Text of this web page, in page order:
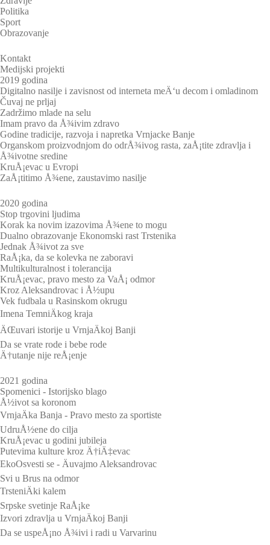
Politika
Sport
Obrazovanje
Kontakt
Medijski projekti
2019 godina
Digitalno nasilje i zavisnost od interneta meÄ‘u decom i omladinom
Čuvaj ne prljaj
Zadržimo mlade na selu
Imam pravo da Å¾ivim zdravo
Godine tradicije, razvoja i napretka Vrnjacke Banje
Organskom proizvodnjom do odrÅ¾ivog rasta, zaÅ¡tite zdravlja i
Å¾ivotne sredine
KruÅ¡evac u Evropi
ZaÅ¡titimo Å¾ene, zaustavimo nasilje
2020 godina
Stop trgovini ljudima
Korak ka novim izazovima Å¾ene to mogu
Dualno obrazovanje Ekonomski rast Trstenika
Jednak Å¾ivot za sve
RaÅ¡ka, da se kolevka ne zaboravi
Multikulturalnost i tolerancija
KruÅ¡evac, pravo mesto za VaÅ¡ odmor
Kroz Aleksandrovac i Å½upu
Vek fudbala u Rasinskom okrugu
Imena TemniÄkog kraja
ÄŒuvari istorije u VrnjaÄkoj Banji
Da se vrate rode i bebe rode
Ä†utanje nije reÅ¡enje
2021 godina
Spomenici - Istorijsko blago
Å½ivot sa koronom
VrnjaÄka Banja - Pravo mesto za sportiste
UdruÅ½ene do cilja
KruÅ¡evac u godini jubileja
Putevima kulture kroz Ä†iÄ‡evac
EkoOsvesti se - Äuvajmo Aleksandrovac
Svi u Brus na odmor
TrsteniÄki kalem
Srpske svetinje RaÅ¡ke
Izvori zdravlja u VrnjaÄkoj Banji
Da se uspeÅ¡no Å¾ivi i radi u Varvarinu